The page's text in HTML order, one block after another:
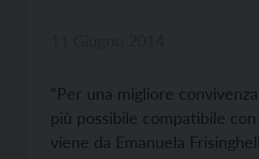
“Per una migliore
più possibile compatibile
viene da Emanuela